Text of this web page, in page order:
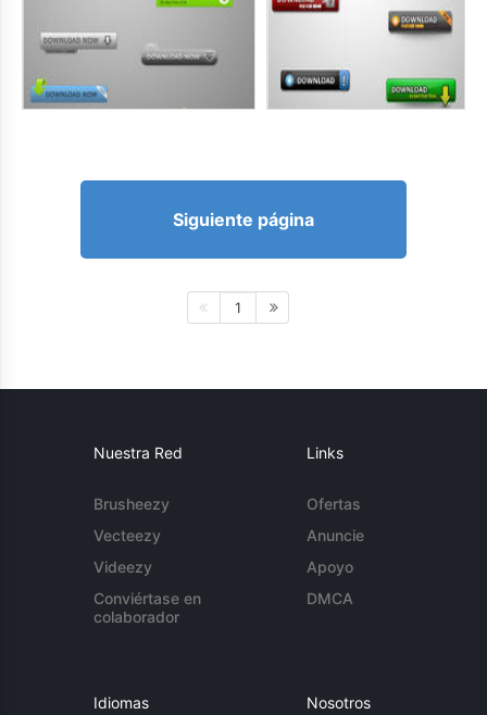
Siguiente página
1
Nuestra Red
Brusheezy
Vecteezy
Videezy
Conviértase en
colaborador
Links
Ofertas
Anuncie
Apoyo
DMCA
Idiomas Nosotros